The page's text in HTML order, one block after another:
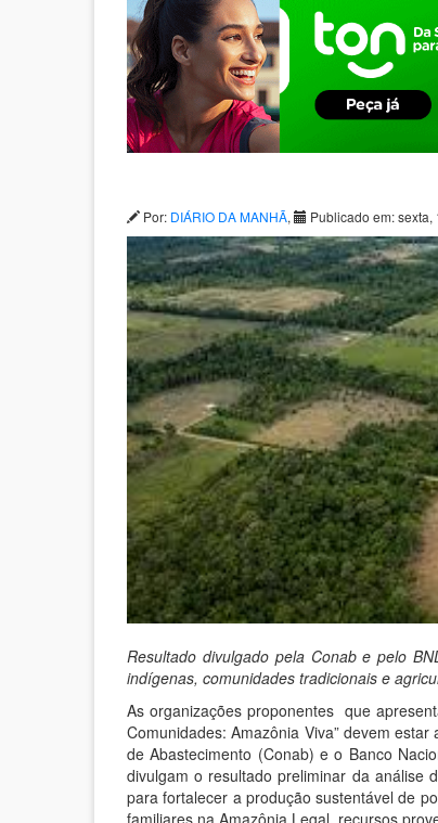
Por: DIÁRIO DA MANHÃ, Publicado em:
Resultado divulgado pela Conab e pelo
indígenas, comunidades tradicionais e
As organizações proponentes que
Comunidades: Amazônia Viva” devem
de Abastecimento (Conab) e o Banco
divulgam o resultado preliminar da análise
para fortalecer a produção sustentável de